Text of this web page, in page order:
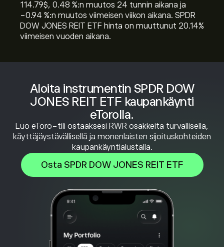
Aloita instrumentin SPDR DOW
JONES REIT ETF kaupankäynti
eTorolla.
Luo eToro-tili ostaaksesi RWR osakkeita turvallisella,
käyttäjäystävällisellä ja monenlaisten sijoituskohteiden
kaupankäyntialustalla.
Osta SPDR DOW JONES REIT ETF
114.79‎$‎, ‎0.48‎ %:n muutos 24 tunnin aikana ja
‎-0.94‎ %:n muutos viimeisen viikon aikana. SPDR
DOW JONES REIT ETF hinta on muuttunut ‎20.14‎%
viimeisen vuoden aikana.